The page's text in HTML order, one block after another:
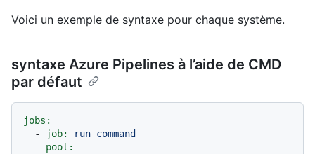
Voici un exemple de syntaxe pour chaque système.
syntaxe Azure Pipelines à l’aide de CMD
par défaut
jobs:
-
job:
run_command
pool: